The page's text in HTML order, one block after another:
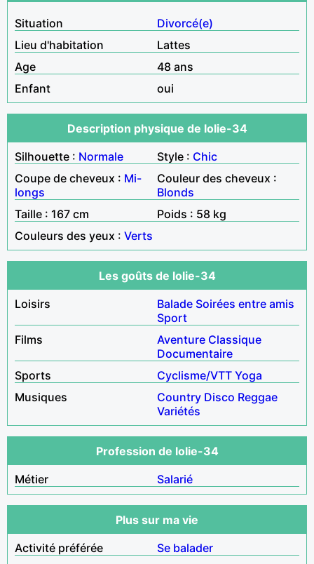
Situation
Divorcé(e)
Lieu d'habitation
Lattes
Age
48 ans
Enfant
oui
Description physique de lolie-34
Silhouette : Normale Style : Chic
Coupe de cheveux : Mi-
longs
Couleur des cheveux :
Blonds
Taille : 167 cm
Poids : 58 kg
Couleurs des yeux : Verts
Les goûts de lolie-34
Loisirs
Balade Soirées entre amis
Sport
Films
Aventure Classique
Documentaire
Sports
Cyclisme/VTT Yoga
Musiques
Country Disco Reggae
Variétés
Profession de lolie-34
Métier
Salarié
Plus sur ma vie
Activité préférée
Se balader